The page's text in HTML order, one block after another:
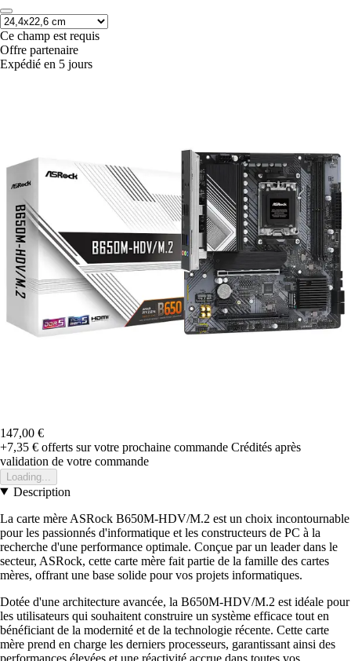
Ce champ est requis
Offre partenaire
Expédié en 5 jours
147,00 €
+7,35 € offerts sur votre prochaine commande Crédités après
validation de votre commande
Loading...
Description
La carte mère ASRock B650M-HDV/M.2 est un choix incontournable
pour les passionnés d'informatique et les constructeurs de PC à la
recherche d'une performance optimale. Conçue par un leader dans le
secteur, ASRock, cette carte mère fait partie de la famille des cartes
mères, offrant une base solide pour vos projets informatiques.
Dotée d'une architecture avancée, la B650M-HDV/M.2 est idéale pour
les utilisateurs qui souhaitent construire un système efficace tout en
bénéficiant de la modernité et de la technologie récente. Cette carte
mère prend en charge les derniers processeurs, garantissant ainsi des
performances élevées et une réactivité accrue dans toutes vos